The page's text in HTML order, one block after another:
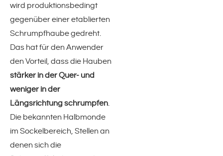
Stretchfolien
smart(!)-stretch
Hand- & Maschinenstretchfolie
cosy(!)-stretch
Bündelstretchfolie
wird produktionsbedingt
gegenüber einer etablierten
Schrumpfhaube gedreht.
Das hat für den Anwender
den Vorteil, dass die Hauben
stärker in der Quer- und
weniger in der
Längsrichtung schrumpfen.
Die bekannten Halbmonde
im Sockelbereich, Stellen an
denen sich die